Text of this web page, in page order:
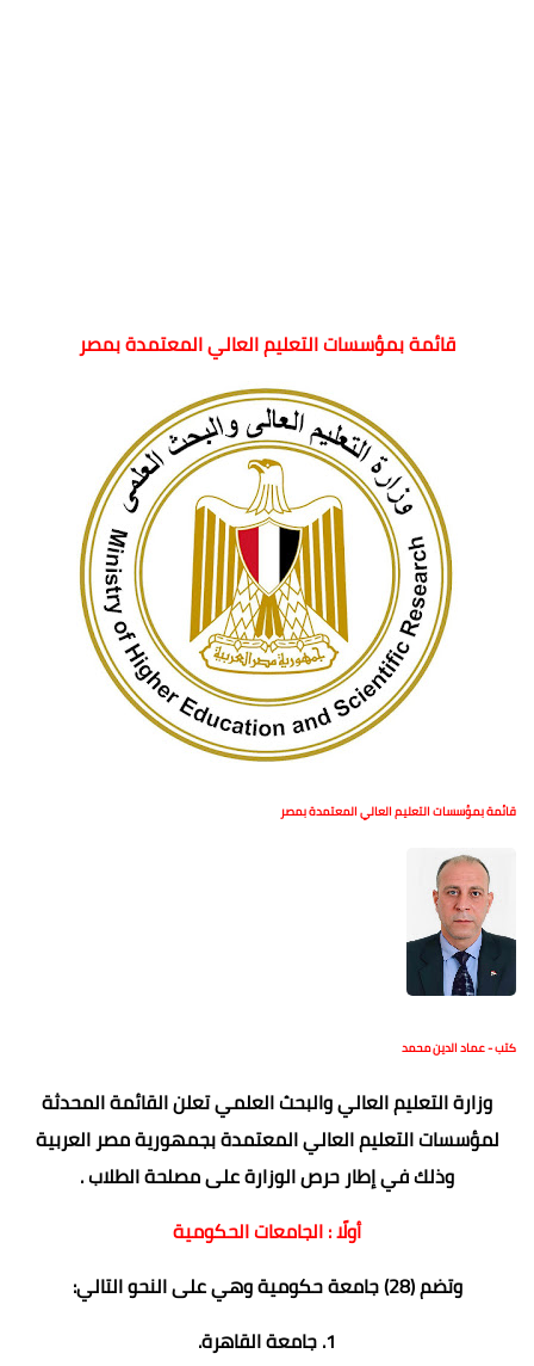
قائمة بمؤسسات التعليم العالي المعتمدة بمصر
قائمة بمؤسسات التعليم العالي المعتمدة بمصر
كتب - عماد الدين محمد
وزارة التعليم العالي والبحث العلمي تعلن القائمة المحدثة
لمؤسسات التعليم العالي المعتمدة بجمهورية مصر العربية
وذلك في إطار حرص الوزارة على مصلحة الطلاب .
أولًا : الجامعات الحكومية
وتضم (28) جامعة حكومية وهي على النحو التالي:
1. جامعة القاهرة.